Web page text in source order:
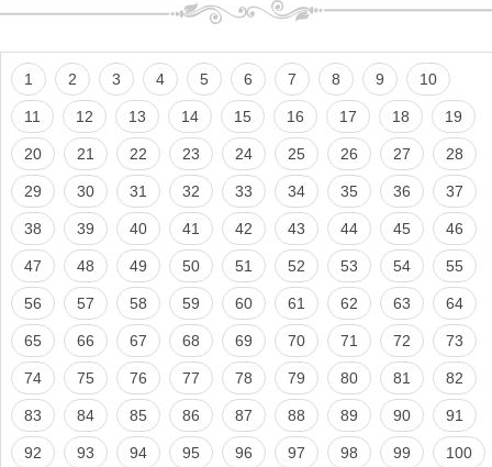
1 2 3 4 5 6 7 8 9 10
11 12 13 14 15 16 17 18 19
20 21 22 23 24 25 26 27 28
29 30 31 32 33 34 35 36 37
38 39 40 41 42 43 44 45 46
47 48 49 50 51 52 53 54 55
56 57 58 59 60 61 62 63 64
65 66 67 68 69 70 71 72 73
74 75 76 77 78 79 80 81 82
83 84 85 86 87 88 89 90 91
92 93 94 95 96 97 98 99 100